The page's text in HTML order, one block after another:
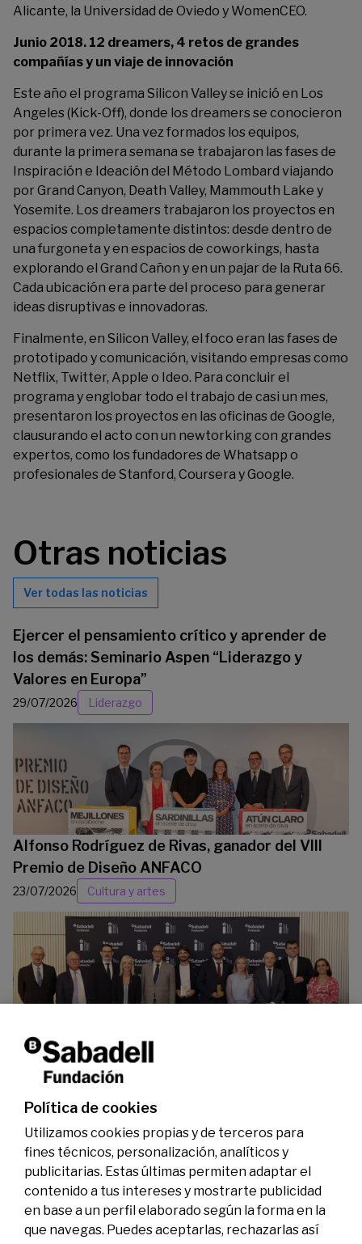
Alicante, la Universidad de Oviedo y WomenCEO.
Junio 2018. 12 dreamers, 4 retos de grandes
compañías y un viaje de innovación
Este año el programa Silicon Valley se inició en Los
Angeles (Kick-Off), donde los dreamers se conocieron
por primera vez. Una vez formados los equipos,
durante la primera semana se trabajaron las fases de
Inspiración e Ideación del Método Lombard viajando
por Grand Canyon, Death Valley, Mammouth Lake y
Yosemite. Los dreamers trabajaron los proyectos en
espacios completamente distintos: desde dentro de
una furgoneta y en espacios de coworkings, hasta
explorando el Grand Cañon y en un pajar de la Ruta 66.
Cada ubicación era parte del proceso para generar
ideas disruptivas e innovadoras.
Finalmente, en Silicon Valley, el foco eran las fases de
prototipado y comunicación, visitando empresas como
Netflix, Twitter, Apple o Ideo. Para concluir el
programa y englobar todo el trabajo de casi un mes,
presentaron los proyectos en las oficinas de Google,
clausurando el acto con un newtorking con grandes
expertos, como los fundadores de Whatsapp o
profesionales de Stanford, Coursera y Google.
Otras noticias
Ver todas las noticias
Ejercer el pensamiento crítico y aprender de
los demás: Seminario Aspen “Liderazgo y
Valores en Europa”
29/07/2026 Liderazgo
Alfonso Rodríguez de Rivas, ganador del VIII
Premio de Diseño ANFACO
23/07/2026 Cultura y artes
La Fundación Banco Sabadell reconoce a dos
investigadores en los ámbitos de la edición del
genoma y la energía limpia
07/07/2026 Premios
Política de cookies
Utilizamos cookies propias y de terceros para
fines técnicos, personalización, analíticos y
publicitarias. Estas últimas permiten adaptar el
contenido a tus intereses y mostrarte publicidad
en base a un perfil elaborado según la forma en la
que navegas. Puedes aceptarlas, rechazarlas así